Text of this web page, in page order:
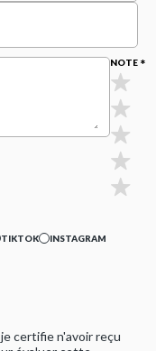
NOTE
TIKTOK
INSTAGRAM
certifie n'avoir reçu